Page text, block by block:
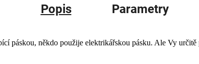
Popis Parametry
páskou, někdo použije elektrikářskou pásku. Ale Vy